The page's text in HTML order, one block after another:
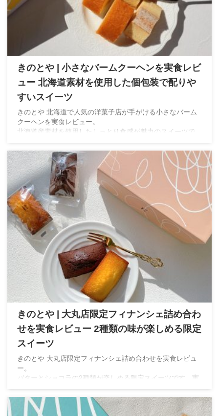
きのとや | 小さなバームクーヘンを実食レビ
ュー 北海道素材を使用した個包装で配りや
すいスイーツ
きのとや 北海道で人気の洋菓子店が手がける小さなバーム
クーヘンを実食レビュー。
北海道産素材を使用したしっとり食感が魅力のスイーツで
ます。
きのとや | 大丸店限定フィナンシェ詰め合わ
せを実食レビュー 2種類の味が楽しめる限定
スイーツ
きのとや 大丸店限定フィナンシェ詰め合わせを実食レビュ
ー。
バターとショコラの2種類が楽しめる限定スイーツです。実